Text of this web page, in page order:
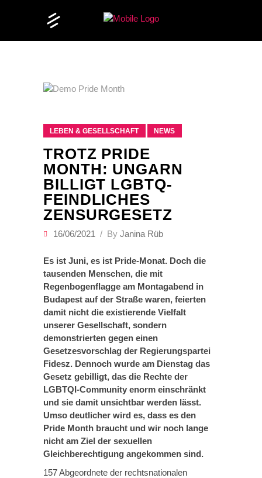
LEBEN & GESELLSCHAFT NEWS
TROTZ PRIDE
MONTH: UNGARN
BILLIGT LGBTQ-
FEINDLICHES
ZENSURGESETZ
16/06/2021 By Janina Rüb
Es ist Juni, es ist Pride-Monat. Doch die
tausenden Menschen, die mit
Regenbogenflagge am Montagabend in
Budapest auf der Straße waren, feierten
damit nicht die existierende Vielfalt
unserer Gesellschaft, sondern
demonstrierten gegen einen
Gesetzesvorschlag der Regierungspartei
Fidesz. Dennoch wurde am Dienstag das
Gesetz gebilligt, das die Rechte der
LGBTQI-Community enorm einschränkt
und sie damit unsichtbar werden lässt.
Umso deutlicher wird es, dass es den
Pride Month braucht und wir noch lange
nicht am Ziel der sexuellen
Gleichberechtigung angekommen sind.
157 Abgeordnete der rechtsnationalen